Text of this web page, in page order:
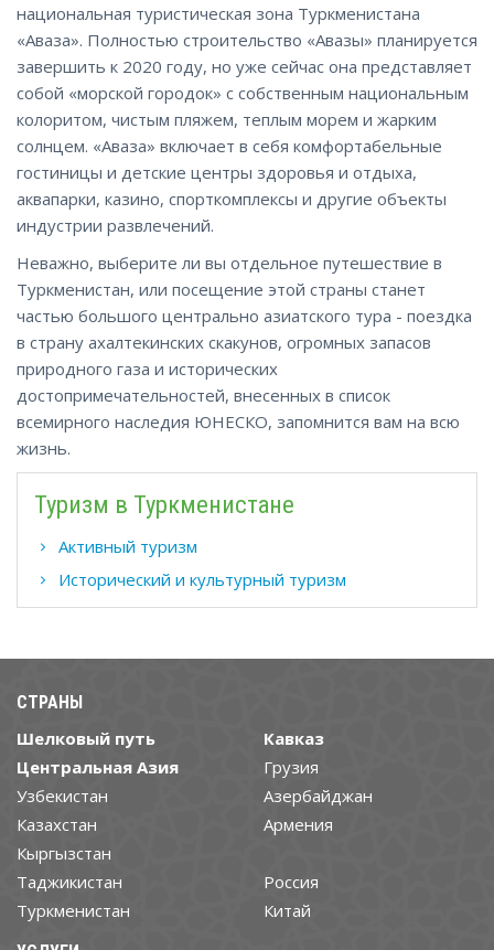
национальная туристическая зона Туркменистана
«Аваза». Полностью строительство «Авазы» планируется
завершить к 2020 году, но уже сейчас она представляет
собой «морской городок» с собственным национальным
колоритом, чистым пляжем, теплым морем и жарким
солнцем. «Аваза» включает в себя комфортабельные
гостиницы и детские центры здоровья и отдыха,
аквапарки, казино, спорткомплексы и другие объекты
индустрии развлечений.
Неважно, выберите ли вы отдельное путешествие в
Туркменистан, или посещение этой страны станет
частью большого центрально азиатского тура - поездка
в страну ахалтекинских скакунов, огромных запасов
природного газа и исторических
достопримечательностей, внесенных в список
всемирного наследия ЮНЕСКО, запомнится вам на всю
жизнь.
Туризм в Туркменистане
Активный туризм
Исторический и культурный туризм
СТРАНЫ
Шелковый путь
Центральная Азия
Узбекистан
Казахстан
Кыргызстан
Таджикистан
Туркменистан
Кавказ
Грузия
Азербайджан
Армения
Россия
Китай